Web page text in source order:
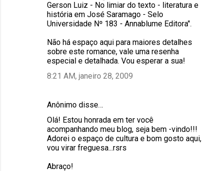
Gerson Luiz - No limiar do texto - literatura e
história em José Saramago - Selo
Universidade Nº 183 - Annablume Editora".
Não há espaço aqui para maiores detalhes
sobre este romance, vale uma resenha
especial e detalhada. Vou esperar a sua!
8:21 AM, janeiro 28, 2009
Anônimo disse…
Olá! Estou honrada em ter você
acompanhando meu blog, seja bem -vindo!!!
Adorei o espaço de cultura e bom gosto aqui,
vou virar freguesa...rsrs
Abraço!